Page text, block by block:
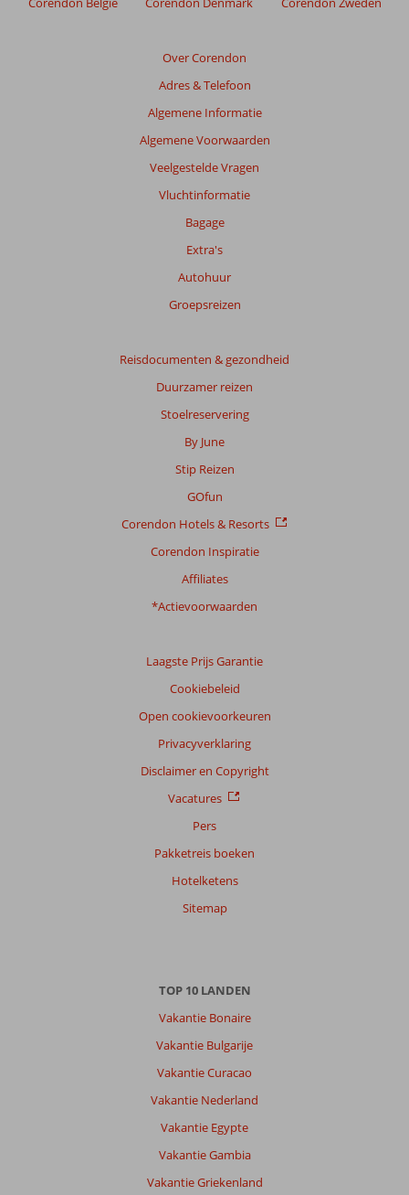
Over Corendon
Adres & Telefoon
Algemene Informatie
Algemene Voorwaarden
Veelgestelde Vragen
Vluchtinformatie
Bagage
Extra's
Autohuur
Groepsreizen
Reisdocumenten & gezondheid
Duurzamer reizen
Stoelreservering
By June
Stip Reizen
GOfun
Corendon Hotels & Resorts
Corendon Inspiratie
Affiliates
*Actievoorwaarden
Laagste Prijs Garantie
Cookiebeleid
Open cookievoorkeuren
Privacyverklaring
Disclaimer en Copyright
Vacatures
Pers
Pakketreis boeken
Hotelketens
Sitemap
TOP 10 LANDEN
Vakantie Bonaire
Vakantie Bulgarije
Vakantie Curacao
Vakantie Nederland
Vakantie Egypte
Vakantie Gambia
Vakantie Griekenland